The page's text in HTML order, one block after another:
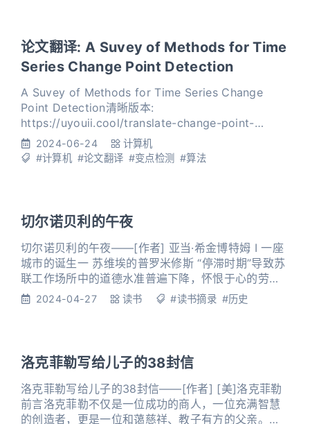
微的生活，从卑微的生活中
论文翻译: A Suvey of Methods for Time
Series Change Point Detection
A Suvey of Methods for Time Series Change
Point Detection清晰版本:
https://uyouii.cool/translate-change-point-
detection-survey.html Samaneh Aminikhanghahi
and Diane J. Cook Abstract变点是时间序列数据中
2024-06-24
计算机
#计算机 #论文翻译 #变点检测 #算法
切尔诺贝利的午夜
切尔诺贝利的午夜——[作者] 亚当·希金博特姆 Ⅰ 一座
城市的诞生一 苏维埃的普罗米修斯 “停滞时期”导致苏
联工作场所中的道德水准普遍下降，怀恨于心的劳动
者对个人责任视若罔闻，即便是在核工业领域也不例
射暴露才是全然无害的，但很显然，当辐射释放出的
粒子和
2024-04-27 读书 #读书摘录 #历史
洛克菲勒写给儿子的38封信
洛克菲勒写给儿子的38封信——[作者] [美]洛克菲勒
前言洛克菲勒不仅是一位成功的商人，一位充满智慧
的创造者，更是一位和蔼慈祥、教子有方的父亲。他